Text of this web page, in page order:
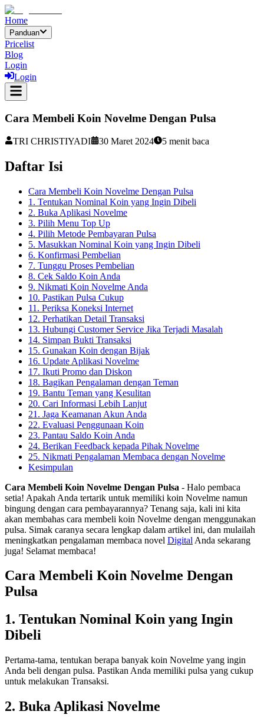
Home
Panduan
Pricelist
Blog
Login
Login
Cara Membeli Koin Novelme Dengan Pulsa
TRI CHRISTIYADI 30 Maret 2024 5 menit baca
Daftar Isi
Cara Membeli Koin Novelme Dengan Pulsa
1. Tentukan Nominal Koin yang Ingin Dibeli
2. Buka Aplikasi Novelme
3. Pilih Menu Top Up
4. Pilih Metode Pembayaran Pulsa
5. Masukkan Nominal Koin yang Ingin Dibeli
6. Konfirmasi Pembelian
7. Tunggu Proses Pembelian
8. Cek Saldo Koin Anda
9. Nikmati Koin Novelme Anda
10. Pastikan Pulsa Cukup
11. Periksa Koneksi Internet
12. Perhatikan Detail Transaksi
13. Hubungi Customer Service Jika Terjadi Masalah
14. Simpan Bukti Transaksi
15. Gunakan Koin dengan Bijak
16. Update Aplikasi Novelme
17. Ikuti Promo dan Diskon
18. Bagikan Pengalaman dengan Teman
19. Bantu Teman yang Kesulitan
20. Cari Informasi Lebih Lanjut
21. Jaga Keamanan Akun Anda
22. Evaluasi Penggunaan Koin
23. Pantau Saldo Koin Anda
24. Berikan Feedback kepada Pihak Novelme
25. Nikmati Pengalaman Membaca dengan Novelme
Kesimpulan
Cara Membeli Koin Novelme Dengan Pulsa - Halo pembaca
setia! Apakah Anda tertarik untuk memiliki koin Novelme namun
bingung dengan cara pembayarannya? Tenang saja, kali ini kita
akan membahas cara membeli koin Novelme dengan menggunakan
pulsa. Simak caranya secara lengkap dalam artikel ini, dan mulailah
meningkatkan pengalaman membaca novel Digital Anda sekarang
juga! Selamat membaca!
Cara Membeli Koin Novelme Dengan
Pulsa
1. Tentukan Nominal Koin yang Ingin
Dibeli
Pertama-tama, tentukan berapa banyak koin Novelme yang ingin
Anda beli dengan pulsa. Pastikan Anda memiliki pulsa yang cukup
untuk melakukan Transaksi.
2. Buka Aplikasi Novelme